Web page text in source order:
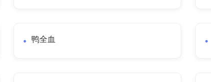
鸭全血